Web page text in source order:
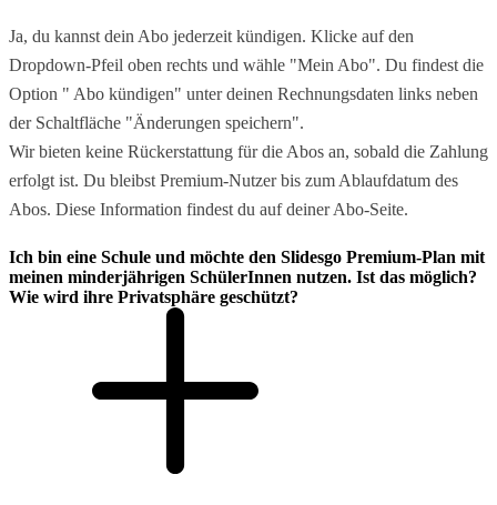
Ja, du kannst dein Abo jederzeit kündigen. Klicke auf den
Dropdown-Pfeil oben rechts und wähle "Mein Abo". Du findest die
Option " Abo kündigen" unter deinen Rechnungsdaten links neben
der Schaltfläche "Änderungen speichern".
Wir bieten keine Rückerstattung für die Abos an, sobald die Zahlung
erfolgt ist. Du bleibst Premium-Nutzer bis zum Ablaufdatum des
Abos. Diese Information findest du auf deiner Abo-Seite.
Ich bin eine Schule und möchte den Slidesgo Premium-Plan mit
meinen minderjährigen SchülerInnen nutzen. Ist das möglich?
Wie wird ihre Privatsphäre geschützt?